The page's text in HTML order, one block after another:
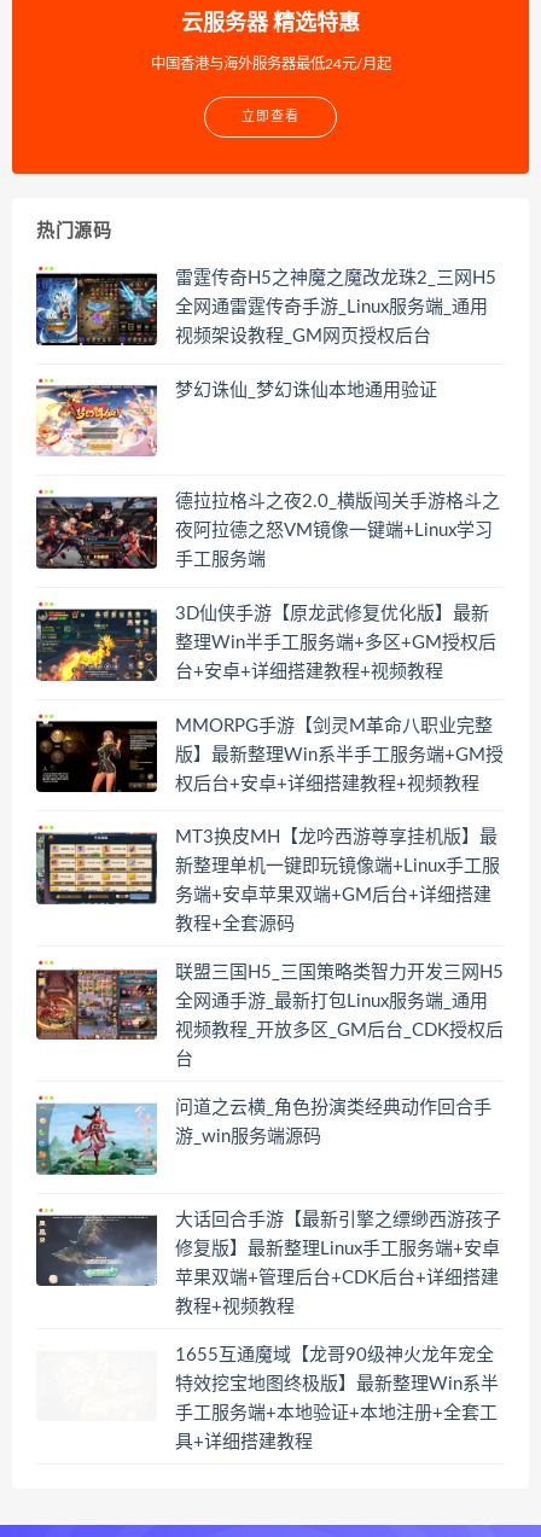
云服务器 精选特惠
中国香港与海外服务器最低24元/月起
立即查看
热门源码
雷霆传奇H5之神魔之魔改龙珠2_三网H5
全网通雷霆传奇手游_Linux服务端_通用
视频架设教程_GM网页授权后台
梦幻诛仙_梦幻诛仙本地通用验证
德拉拉格斗之夜2.0_横版闯关手游格斗之
夜阿拉德之怒VM镜像一键端+Linux学习
手工服务端
3D仙侠手游【原龙武修复优化版】最新
整理Win半手工服务端+多区+GM授权后
台+安卓+详细搭建教程+视频教程
MMORPG手游【剑灵M革命八职业完整
版】最新整理Win系半手工服务端+GM授
权后台+安卓+详细搭建教程+视频教程
MT3换皮MH【龙吟西游尊享挂机版】最
新整理单机一键即玩镜像端+Linux手工服
务端+安卓苹果双端+GM后台+详细搭建
教程+全套源码
联盟三国H5_三国策略类智力开发三网H5
全网通手游_最新打包Linux服务端_通用
视频教程_开放多区_GM后台_CDK授权后
台
问道之云横_角色扮演类经典动作回合手
游_win服务端源码
大话回合手游【最新引擎之缥缈西游孩子
修复版】最新整理Linux手工服务端+安卓
苹果双端+管理后台+CDK后台+详细搭建
教程+视频教程
1655互通魔域【龙哥90级神火龙年宠全
特效挖宝地图终极版】最新整理Win系半
手工服务端+本地验证+本地注册+全套工
具+详细搭建教程